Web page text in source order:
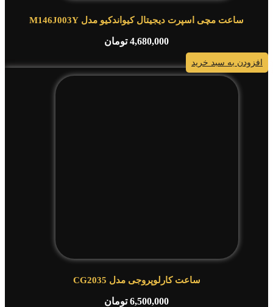
ساعت مچی اسپرت دیجیتال کیواندکیو مدل M146J003Y
4,680,000 تومان
افزودن به سبد خرید
ساعت کارلوپروجی مدل CG2035
6,500,000 تومان